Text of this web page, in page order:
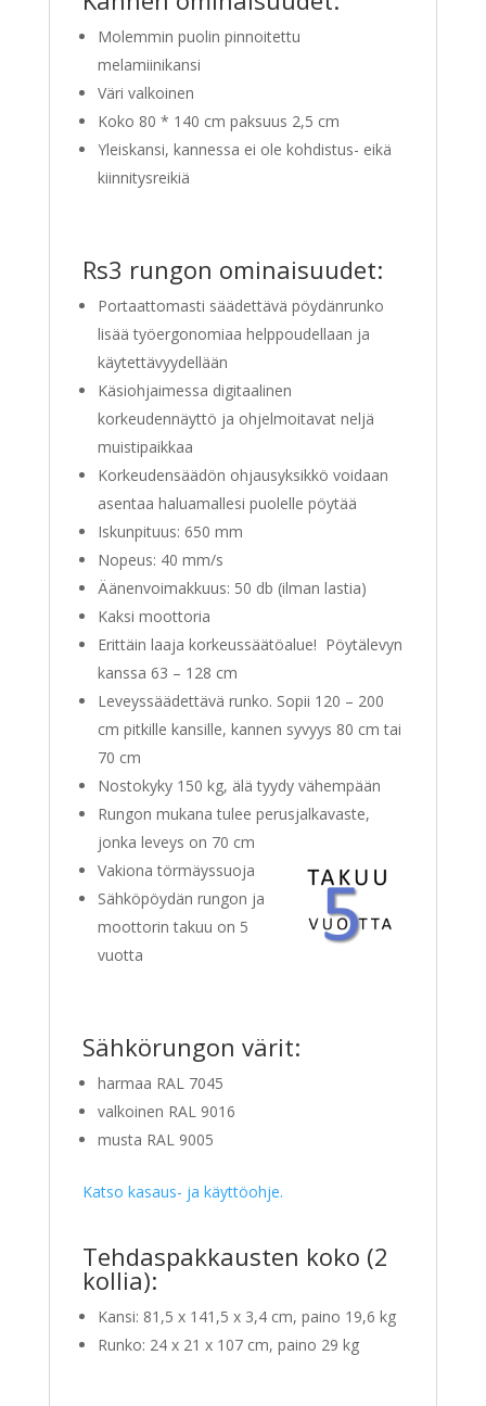
Molemmin puolin pinnoitettu
melamiinikansi
Väri valkoinen
Koko 80 * 140 cm paksuus 2,5 cm
Yleiskansi, kannessa ei ole kohdistus- eikä
kiinnitysreikiä
Rs3 rungon ominaisuudet:
Portaattomasti säädettävä pöydänrunko
lisää työergonomiaa helppoudellaan ja
käytettävyydellään
Käsiohjaimessa digitaalinen
korkeudennäyttö ja ohjelmoitavat neljä
muistipaikkaa
Korkeudensäädön ohjausyksikkö voidaan
asentaa haluamallesi puolelle pöytää
Iskunpituus: 650 mm
Nopeus: 40 mm/s
Äänenvoimakkuus: 50 db (ilman lastia)
Kaksi moottoria
Erittäin laaja korkeussäätöalue! Pöytälevyn
kanssa 63 – 128 cm
Leveyssäädettävä runko. Sopii 120 – 200
cm pitkille kansille, kannen syvyys 80 cm tai
70 cm
Nostokyky 150 kg, älä tyydy vähempään
Rungon mukana tulee perusjalkavaste,
jonka leveys on 70 cm
Vakiona törmäyssuoja
Sähköpöydän rungon ja
moottorin takuu on 5
vuotta
Sähkörungon värit:
harmaa RAL 7045
valkoinen RAL 9016
musta RAL 9005
Katso kasaus- ja käyttöohje.
Tehdaspakkausten koko (2
kollia):
Kansi: 81,5 x 141,5 x 3,4 cm, paino 19,6 kg
Runko: 24 x 21 x 107 cm, paino 29 kg